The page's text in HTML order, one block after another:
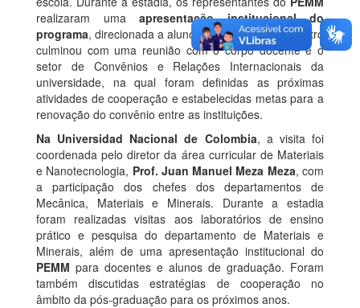
realizaram uma apresentação institucional do
programa, direcionada a alunos e docentes. O encontro
culminou com uma reunião com o corpo docente e o
setor de Convênios e Relações Internacionais da
universidade, na qual foram definidas as próximas
atividades de cooperação e estabelecidas metas para a
renovação do convênio entre as instituições.
Na Universidad Nacional de Colombia, a visita foi
coordenada pelo diretor da área curricular de Materiais
e Nanotecnologia, Prof. Juan Manuel Meza Meza, com
a participação dos chefes dos departamentos de
Mecânica, Materiais e Minerais. Durante a estadia
foram realizadas visitas aos laboratórios de ensino
prático e pesquisa do departamento de Materiais e
Minerais, além de uma apresentação institucional do
PEMM para docentes e alunos de graduação. Foram
também discutidas estratégias de cooperação no
âmbito da pós-graduação para os próximos anos.